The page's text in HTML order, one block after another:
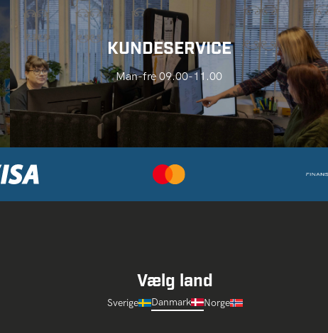
KUNDESERVICE
Man-fre 09.00-11.00
Vælg land
Sverige Danmark Norge